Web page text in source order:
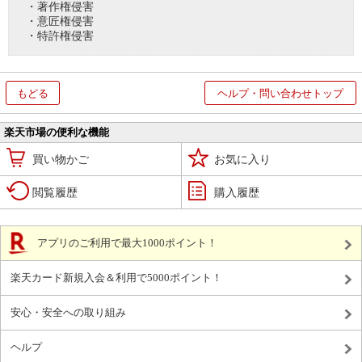
・著作権侵害
・意匠権侵害
・特許権侵害
もどる ヘルプ・問い合わせトップ
楽天市場の便利な機能
買い物かご お気に入り
閲覧履歴 購入履歴
アプリのご利用で最大1000ポイント！
楽天カード新規入会＆利用で5000ポイント！
安心・安全への取り組み
ヘルプ